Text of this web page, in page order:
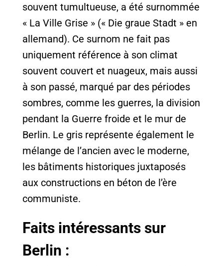
souvent tumultueuse, a été surnommée
« La Ville Grise » (« Die graue Stadt » en
allemand). Ce surnom ne fait pas
uniquement référence à son climat
souvent couvert et nuageux, mais aussi
à son passé, marqué par des périodes
sombres, comme les guerres, la division
pendant la Guerre froide et le mur de
Berlin. Le gris représente également le
mélange de l’ancien avec le moderne,
les bâtiments historiques juxtaposés
aux constructions en béton de l’ère
communiste.
Faits intéressants sur
Berlin :